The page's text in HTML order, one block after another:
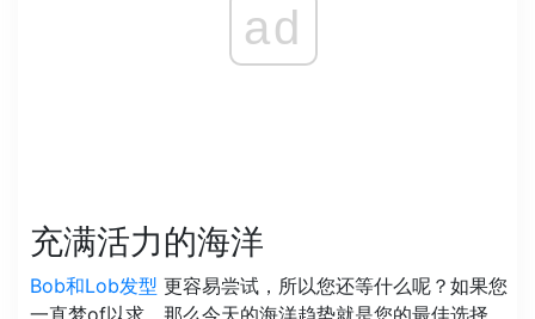
ad
充满活力的海洋
Bob和Lob发型 更容易尝试，所以您还等什么呢？如果您
一直梦of以求，那么今天的海洋趋势就是您的最佳选择。